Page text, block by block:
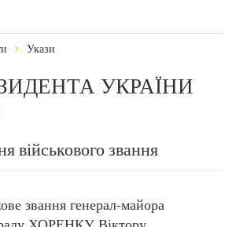
Укази
УКРАЇНИ
військового звання
звання генерал-майора